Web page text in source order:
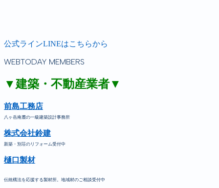
公式ラインLINEはこちらから
WEBTODAY MEMBERS
▼建築・不動産業者▼
前島工務店
八ヶ岳南麓の一級建築設計事務所
株式会社鈴建
新築・別荘のリフォーム受付中
樋口製材
伝統構法を応援する製材所。地域材のご相談受付中